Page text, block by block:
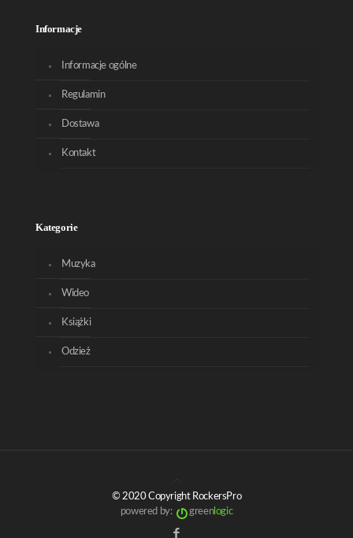
Informacje
Informacje ogólne
Regulamin
Dostawa
Kontakt
Kategorie
Muzyka
Wideo
Książki
Odzież
© 2020 Copyright RockersPro
powered by:
greenlogic